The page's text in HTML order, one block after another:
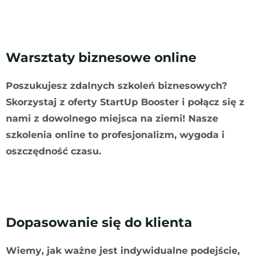
Warsztaty biznesowe online
Poszukujesz zdalnych szkoleń biznesowych?
Skorzystaj z oferty StartUp Booster i połącz się z
nami z dowolnego miejsca na ziemi! Nasze
szkolenia online to profesjonalizm, wygoda i
oszczędność czasu.
Dopasowanie się do klienta
Wiemy, jak ważne jest indywidualne podejście,